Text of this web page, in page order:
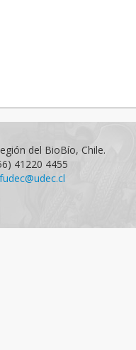
del BioBío, Chile.
41220 4455